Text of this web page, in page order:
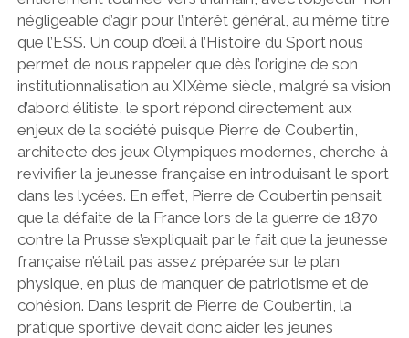
négligeable d’agir pour l’intérêt général, au même titre
que l’ESS. Un coup d’œil à l’Histoire du Sport nous
permet de nous rappeler que dès l’origine de son
institutionnalisation au XIXème siècle, malgré sa vision
d’abord élitiste, le sport répond directement aux
enjeux de la société puisque Pierre de Coubertin,
architecte des jeux Olympiques modernes, cherche à
revivifier la jeunesse française en introduisant le sport
dans les lycées. En effet, Pierre de Coubertin pensait
que la défaite de la France lors de la guerre de 1870
contre la Prusse s’expliquait par le fait que la jeunesse
française n’était pas assez préparée sur le plan
physique, en plus de manquer de patriotisme et de
cohésion. Dans l’esprit de Pierre de Coubertin, la
pratique sportive devait donc aider les jeunes